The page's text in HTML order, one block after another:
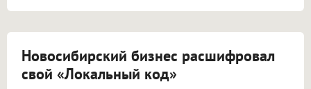
Новосибирский бизнес расшифровал
свой «Локальный код»